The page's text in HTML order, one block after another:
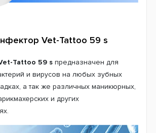
Vet-Tattoo 59 s
Tattoo 59 s предназначен для
и вирусов на любых зубных
а так же различных маникюрных,
и других